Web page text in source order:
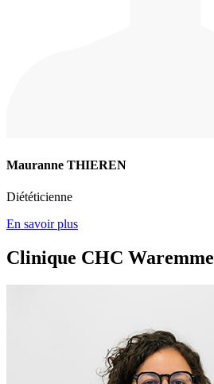
Mauranne THIEREN
Diététicienne
En savoir plus
Clinique CHC Waremme